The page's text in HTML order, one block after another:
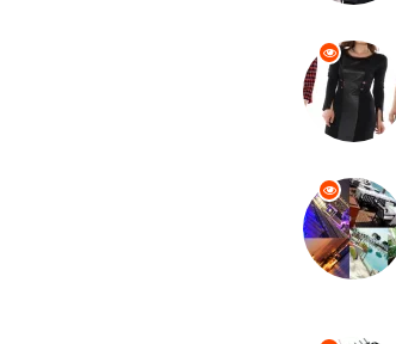
Finans &
Anne &
Ev İşleri
Gençlik